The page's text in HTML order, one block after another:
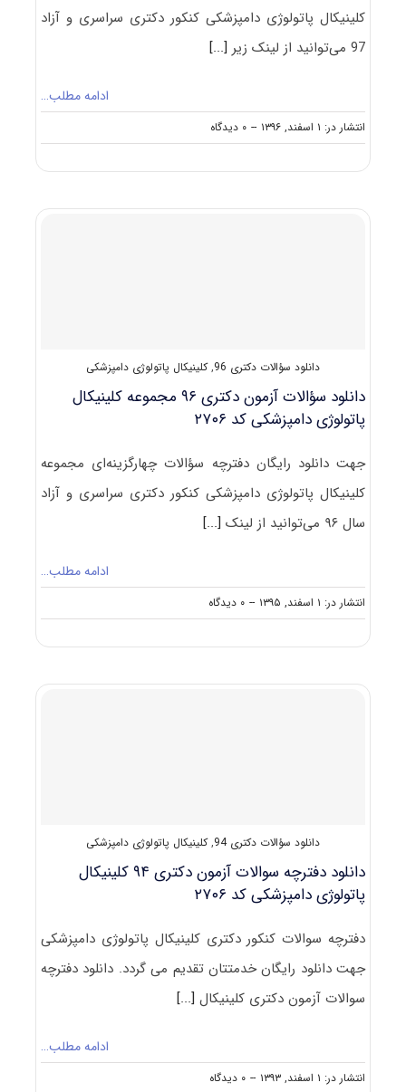
کلینیکال پاتولوژی دامپزشکی کنکور دکتری سراسری و آزاد
97 می‌توانید از لینک زیر
[...]
ادامه مطلب…
انتشار در: ۱ اسفند, ۱۳۹۶ -- ۰ دیدگاه
on
دانلود
آزمون
۹۷
دانلود سؤالات دکتری 96 ,کلینیکال پاتولوژی دامپزشکی
دانلود سؤالات آزمون دکتری ۹۶ مجموعه کلینیکال
پاتولوژی دامپزشکی کد ۲۷۰۶
جهت دانلود رایگان دفترچه سؤالات چهارگزینه‌ای مجموعه
کلینیکال پاتولوژی دامپزشکی کنکور دکتری سراسری و آزاد
سال ۹۶ می‌توانید از لینک
[...]
ادامه مطلب…
انتشار در: ۱ اسفند, ۱۳۹۵ -- ۰ دیدگاه
on
دانلود
آزمون
۹۶
دانلود سؤالات دکتری 94 ,کلینیکال پاتولوژی دامپزشکی
دانلود دفترچه سوالات آزمون دکتری ۹۴ کلینیکال
پاتولوژی دامپزشکی کد ۲۷۰۶
دفترچه سوالات کنکور دکتری کلینیکال پاتولوژی دامپزشکی
جهت دانلود رایگان خدمتتان تقدیم می گردد. دانلود دفترچه
سوالات آزمون دکتری کلینیکال[...]
ادامه مطلب…
انتشار در: ۱ اسفند, ۱۳۹۳ -- ۰ دیدگاه
on